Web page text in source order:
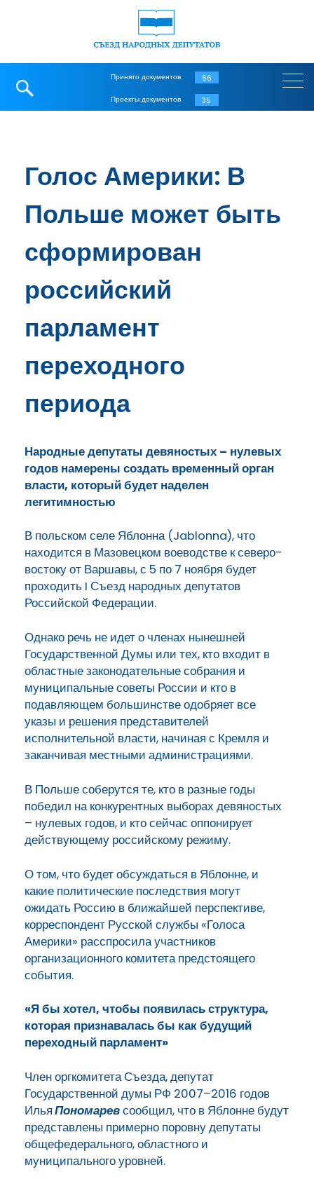
Принято документов 66
Проекты документов 35
Голос Америки: В
Польше может быть
сформирован
российский
парламент
переходного
периода
Народные депутаты девяностых – нулевых
годов намерены создать временный орган
власти, который будет наделен
легитимностью
В польском селе Яблонна (Jablonna), что
находится в Мазовецком воеводстве к северо-
востоку от Варшавы, с 5 по 7 ноября будет
проходить I Съезд народных депутатов
Российской Федерации.
Однако речь не идет о членах нынешней
Государственной Думы или тех, кто входит в
областные законодательные собрания и
муниципальные советы России и кто в
подавляющем большинстве одобряет все
указы и решения представителей
исполнительной власти, начиная с Кремля и
заканчивая местными администрациями.
В Польше соберутся те, кто в разные годы
победил на конкурентных выборах девяностых
– нулевых годов, и кто сейчас оппонирует
действующему российскому режиму.
О том, что будет обсуждаться в Яблонне, и
какие политические последствия могут
ожидать Россию в ближайшей перспективе,
корреспондент Русской службы «Голоса
Америки» расспросила участников
организационного комитета предстоящего
события.
«Я бы хотел, чтобы появилась структура,
которая признавалась бы как будущий
переходный парламент»
Член оргкомитета Съезда, депутат
Государственной думы РФ 2007–2016 годов
ИльяПономаревсообщил, что в Яблонне будут
представлены примерно поровну депутаты
общефедерального, областного и
муниципального уровней.